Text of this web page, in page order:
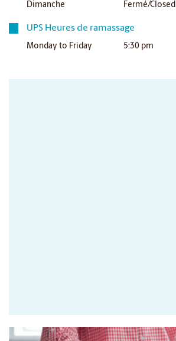
Dimanche
Fermé/Closed
UPS Heures de ramassage
Monday to Friday 5:30 pm